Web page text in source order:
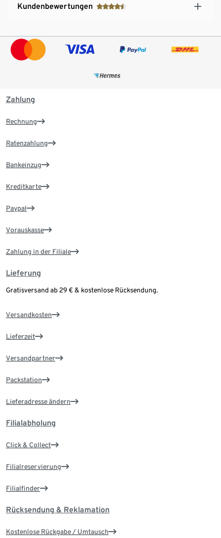
Kundenbewertungen
Zahlung
Rechnung
Ratenzahlung
Bankeinzug
Kreditkarte
Paypal
Vorauskasse
Zahlung in der Filiale
Lieferung
Gratisversand ab 29 € & kostenlose Rücksendung.
Versandkosten
Lieferzeit
Versandpartner
Packstation
Lieferadresse ändern
Filialabholung
Click & Collect
Filialreservierung
Filialfinder
Rücksendung & Reklamation
Kostenlose Rückgabe / Umtausch